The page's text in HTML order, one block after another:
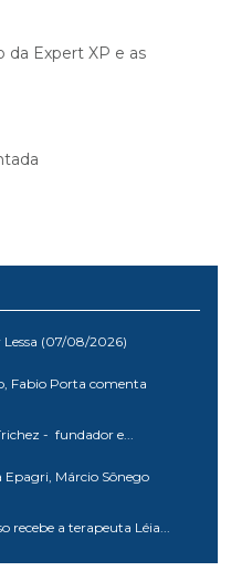
da Expert XP e as
(07/08/2026)
Fabio Porta comenta
- fundador e...
Epagri, Márcio Sônego
recebe a terapeuta Léia...